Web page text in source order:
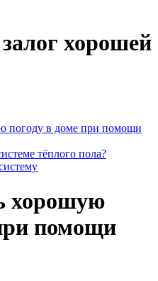
хорошей
погоду в доме при помощи
тёплого пола?
хорошую
помощи